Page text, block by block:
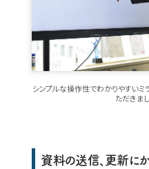
シンプルな操作性でわかりやすいミ
ただきま
資料の送信、更新に